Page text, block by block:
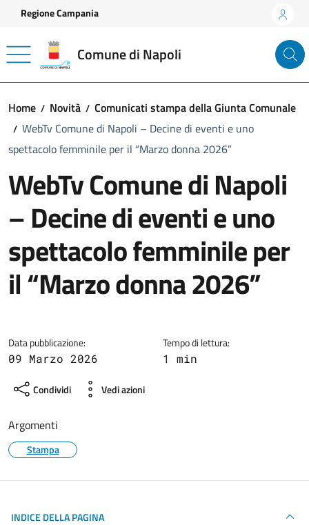
Vai ai contenuti
Vai al footer
Regione Campania
Comune di Napoli
Home Novità
Comunicati stampa della Giunta Comunale
WebTv Comune di Napoli – Decine di eventi e uno
spettacolo femminile per il “Marzo donna 2026”
WebTv Comune di Napoli
– Decine di eventi e uno
spettacolo femminile per
il “Marzo donna 2026”
Data pubblicazione:
09 Marzo 2026
Tempo di lettura:
1 min
Condividi Vedi azioni
Argomenti
Stampa
INDICE DELLA PAGINA